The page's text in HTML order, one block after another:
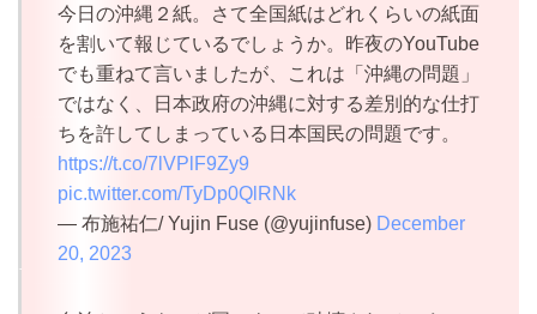
今日の沖縄２紙。さて全国紙はどれくらいの紙面
を割いて報じているでしょうか。昨夜のYouTube
でも重ねて言いましたが、これは「沖縄の問題」
ではなく、日本政府の沖縄に対する差別的な仕打
ちを許してしまっている日本国民の問題です。
https://t.co/7lVPlF9Zy9
pic.twitter.com/TyDp0QlRNk
— 布施祐仁/ Yujin Fuse (@yujinfuse) December
20, 2023